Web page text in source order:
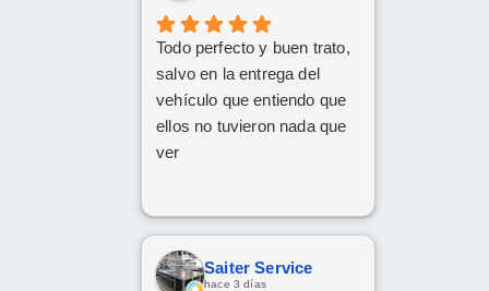
nuevo coche.
Todo perfecto y buen trato,
salvo en la entrega del
vehículo que entiendo que
ellos no tuvieron nada que
ver
Saiter Service
hace 3 días